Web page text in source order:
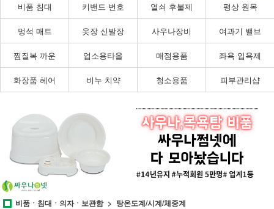
비품 침대 키밴드 번호 열쇠 후불제 평상 원목
멍석 매트 옷장 신발장 사우나장비 여과기 밸브
찜질복 까운 업소용타올 매점용품 좌욕 입욕제
화장품 헤어 비누 치약 청소용품 피부관리샵
비품ㆍ침대ㆍ의자ㆍ보관함 탕온도계/시계/체중계